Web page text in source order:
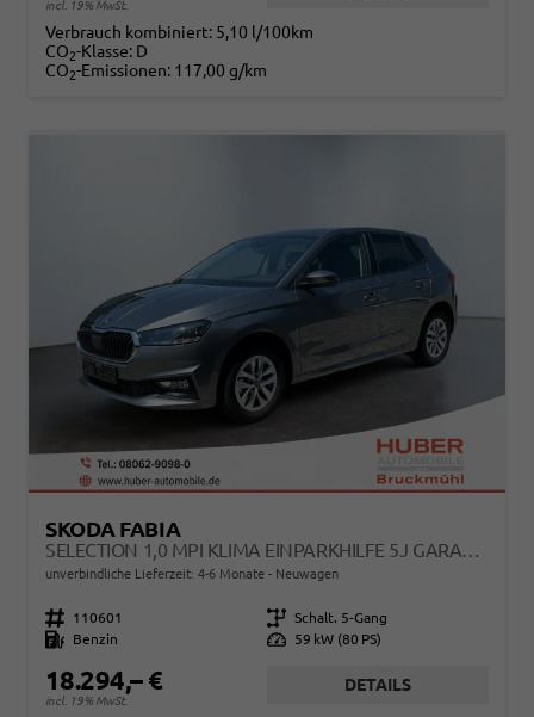
incl. 19% MwSt.
Verbrauch kombiniert: 5,10 l/100km
CO2-Klasse: D
CO2-Emissionen: 117,00 g/km
SKODA FABIA
SELECTION 1,0 MPI KLIMA EINPARKHILFE 5J GARANTIE LED APPLE CARPLAY BLUETOOTH
unverbindliche Lieferzeit: 4-6 Monate Neuwagen
Fahrzeugnr. 110601 Getriebe Schalt. 5-Gang
Kraftstoff
Benzin Leistung 59 kW (80 PS)
18.294,– €
incl. 19% MwSt.
DETAILS